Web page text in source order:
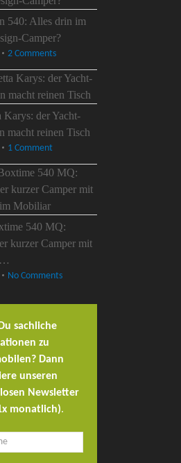
540: Alles drin im
Camper?
2 Comments
Karys: der Yacht-
macht reinen Tisch
1 Comment
540 MQ:
kurzer Camper mit
…
No Comments
sachliche
zu
Dann
unseren
Newsletter
monatlich).